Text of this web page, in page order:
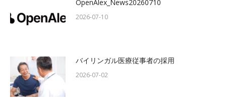
OpenAlex_News20260710
2026-07-10
バイリンガル医療従事者の採用
2026-07-02